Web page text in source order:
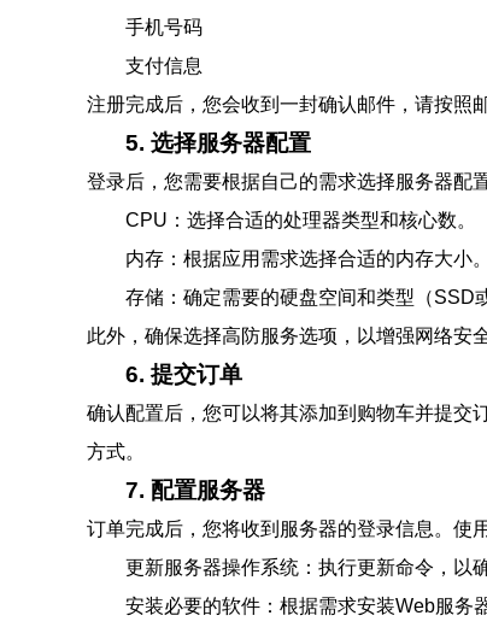
手机号码
支付信息
注册完成后，您会收到一封确认邮件，请按照
5. 选择服务器配置
登录后，您需要根据自己的需求选择服务器配
CPU：选择合适的处理器类型和核心数。
内存：根据应用需求选择合适的内存大小。
存储：确定需要的硬盘空间和类型（SSD
此外，确保选择高防服务选项，以增强网络安全
6. 提交订单
确认配置后，您可以将其添加到购物车并提交
方式。
7. 配置服务器
订单完成后，您将收到服务器的登录信息。使
更新服务器操作系统：执行更新命令，以
安装必要的软件：根据需求安装Web服务